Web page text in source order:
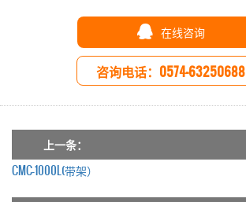
在线咨询
咨询电话：0574-63250688
上一条：
CMC-1000L(带架）